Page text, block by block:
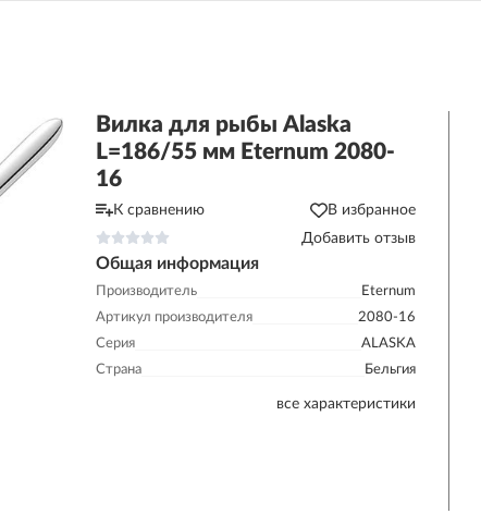
Вилка для рыбы Alaska
L=186/55 мм Eternum 2080-
16
К сравнению
В избранное
Добавить отзыв
Общая информация
Производитель
Eternum
Артикул производителя
2080-16
Серия
ALASKA
Страна
Бельгия
все характеристики